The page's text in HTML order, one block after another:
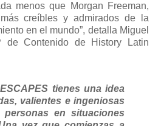
menos que Morgan Freeman,
creíbles y admirados de la
en el mundo”, detalla Miguel
de Contenido de History Latin
tienes una idea
valientes e ingeniosas
en situaciones